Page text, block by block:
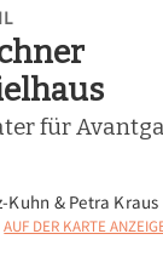
für
& Petra Kraus
AUF DER KARTE